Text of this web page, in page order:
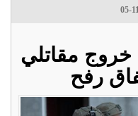
05-
مقاتلي
رفح